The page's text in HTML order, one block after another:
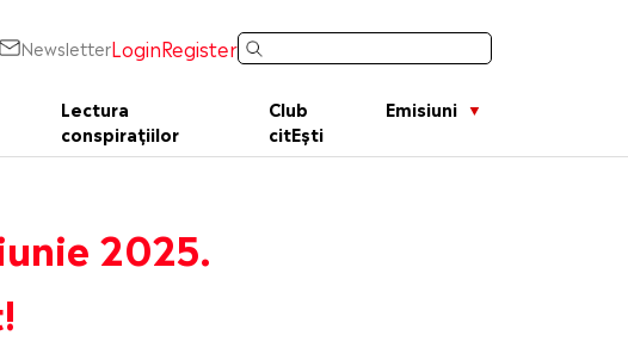
NewsletterLoginRegister
Lectura
conspirațiilor
Club
citEști
Emisiuni
iunie 2025.